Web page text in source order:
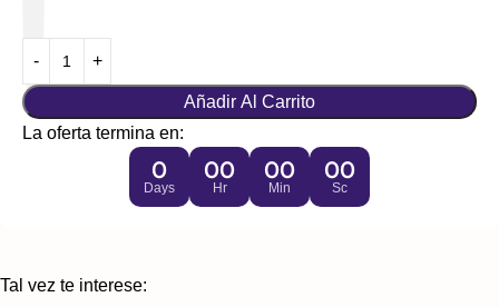
Añadir Al Carrito
La oferta termina en:
0
Days
00
Hr
00
Min
00
Sc
Tal vez te interese: